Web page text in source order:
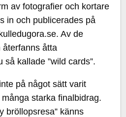
av fotografier och kortare
in och publicerades på
Av de
återfanns åtta
kallade ”wild cards”.
på något sätt varit
starka finalbidrag.
bröllopsresa” känns